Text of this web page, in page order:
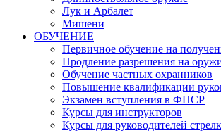
Лук и Арбалет
Мишени
ОБУЧЕНИЕ
Первичное обучение на
Продление разрешения на
Обучение частных охранников
Повышение квалификации
Экзамен вступления в ФПСР
Курсы для инструкторов
Курсы для руководителей